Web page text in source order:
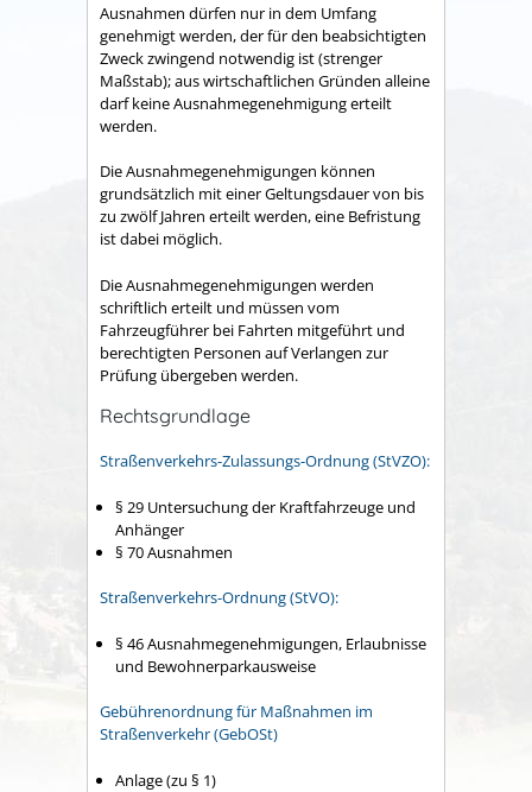
Ausnahmen dürfen nur in dem Umfang
genehmigt werden, der für den beabsichtigten
Zweck zwingend notwendig ist (strenger
Maßstab); aus wirtschaftlichen Gründen alleine
darf keine Ausnahmegenehmigung erteilt
werden.
Die Ausnahmegenehmigungen können
grundsätzlich mit einer Geltungsdauer von bis
zu zwölf Jahren erteilt werden, eine Befristung
ist dabei möglich.
Die Ausnahmegenehmigungen werden
schriftlich erteilt und müssen vom
Fahrzeugführer bei Fahrten mitgeführt und
berechtigten Personen auf Verlangen zur
Prüfung übergeben werden.
Rechtsgrundlage
Straßenverkehrs-Zulassungs-Ordnung (StVZO):
§ 29 Untersuchung der Kraftfahrzeuge und
Anhänger
§ 70 Ausnahmen
Straßenverkehrs-Ordnung (StVO):
§ 46 Ausnahmegenehmigungen, Erlaubnisse
und Bewohnerparkausweise
Gebührenordnung für Maßnahmen im
Straßenverkehr (GebOSt)
Anlage (zu § 1)